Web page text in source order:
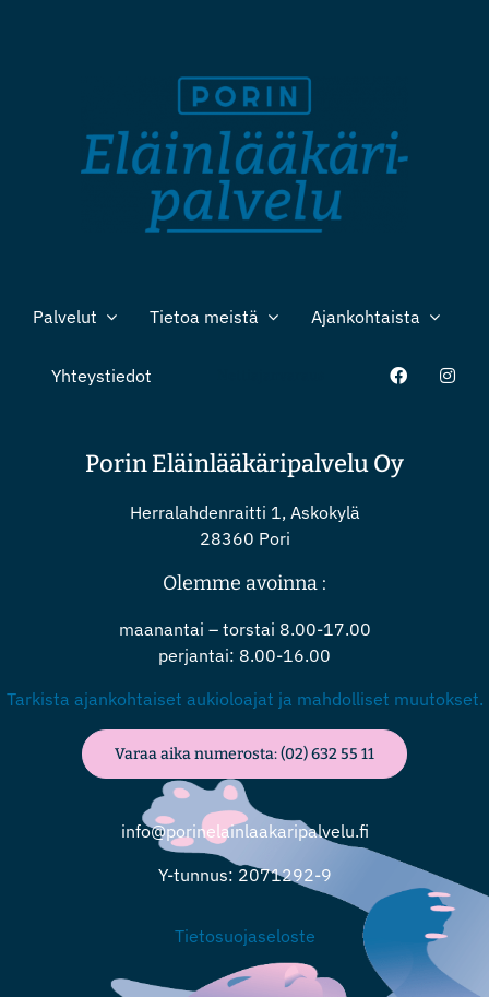
Palvelut Tietoa meistä Ajankohtaista
Yhteystiedot
Porin Eläinlääkäripalvelu Oy
Herralahdenraitti 1, Askokylä
28360 Pori
Olemme avoinna :
maanantai – torstai 8.00-17.00
perjantai: 8.00-16.00
Tarkista ajankohtaiset aukioloajat ja mahdolliset muutokset.
Varaa aika numerosta: (02) 632 55 11
info@porinelainlaakaripalvelu.fi
Y-tunnus: 2071292-9
Tietosuojaseloste